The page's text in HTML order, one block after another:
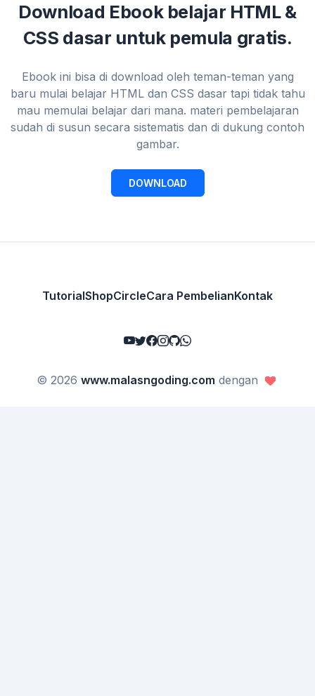
Download Ebook belajar HTML &
CSS dasar untuk pemula gratis.
Ebook ini bisa di download oleh teman-teman yang
baru mulai belajar HTML dan CSS dasar tapi tidak tahu
mau memulai belajar dari mana. materi pembelajaran
sudah di susun secara sistematis dan di dukung contoh
gambar.
DOWNLOAD
TutorialShopCircleCara PembelianKontak
© 2026 www.malasngoding.com dengan